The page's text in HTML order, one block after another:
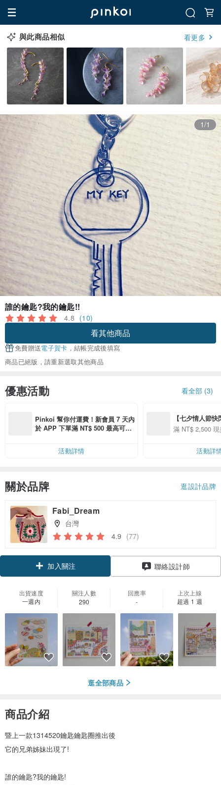
與此商品相似 看更多
1/1
誰的鑰匙?我的鑰匙!!
4.8 (10)
看其他商品
免費贈送電子賀卡 ，結帳完成後填寫
商品已絕版，請重新選取其他商品
優惠活動 看全部 (3)
Pinkoi 幫你付運費！新會員 7 天內
於 APP 下單滿 NT$ 500 最高可折
活動詳情
【七夕情人節
用 APP 購買任
00 現折 NT$100
滿 NT$ 2,500
活動詳
關於品牌 逛設計品牌
Fabi_Dream
台灣
4.9 (77)
加入關注 聯絡設計師
出貨速度
一週內
關注人數
290
回應率
-
上次上線
超過 1 週
逛全部商品
商品介紹
暨上一款1314520鑰匙鑰匙圈推出後
它的兄弟姊妹出現了!
誰的鑰匙?我的鑰匙!